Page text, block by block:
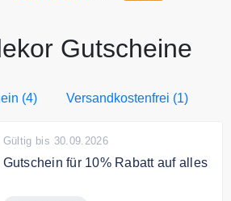
Gutscheine
(4) Versandkostenfrei (1)
Gültig bis 30.09.2026
Gutschein für 10% Rabatt auf alles